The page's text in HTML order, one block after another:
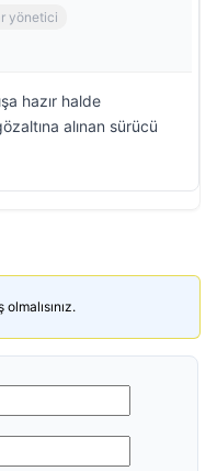
yönetici
hazır halde
alınan sürücü